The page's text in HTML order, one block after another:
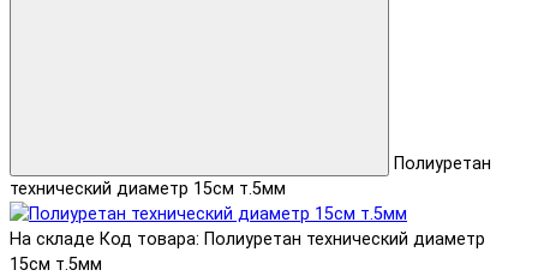
Полиуретан
технический диаметр 15см т.5мм
На складе Код товара: Полиуретан технический диаметр
15см т.5мм